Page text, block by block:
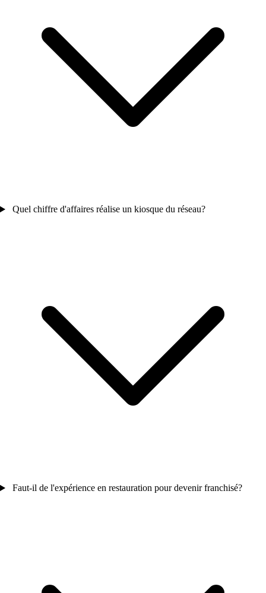
Quel chiffre d'affaires réalise un kiosque du réseau?
Faut-il de l'expérience en restauration pour devenir franchisé?